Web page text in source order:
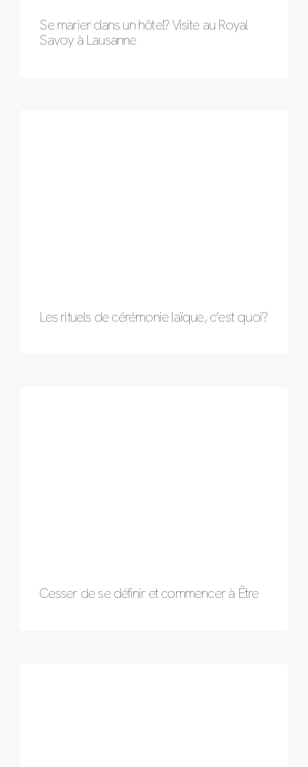
Se marier dans un hôtel? Visite au Royal
Savoy à Lausanne
Les rituels de cérémonie laïque, c’est quoi?
Cesser de se définir et commencer à Être